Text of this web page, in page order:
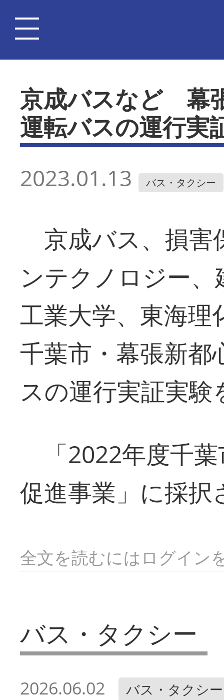
京成バスなど 幕
運転バスの運行実
2023.01.13 バス・タクシー
京成バス、損害
ンテクノロジー
工業大学、東海理
千葉市・幕張新都
スの運行実証実験
「2022年度千葉
促進事業」に採
全文を読むにはログイン
バス・タクシー
2026.06.02 バス・タクシー